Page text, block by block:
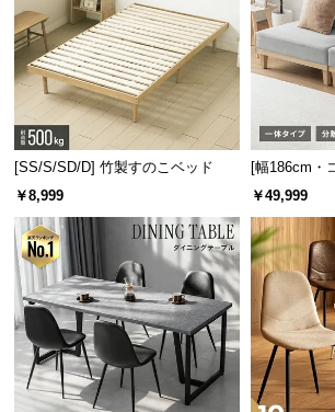
風合い豊かなウッド調
どんなテイストにも調和する美しい木
材感が感じられる表情豊かな仕上が
[SS/S/SD/D] 竹製すのこベッド
￥8,999
[幅186cm・
人掛けソフ
￥49,999